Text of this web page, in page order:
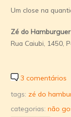
Um close na
Zé do
Rua Caiubi, 1450,
3 comentários
tags: zé do
categorias:não